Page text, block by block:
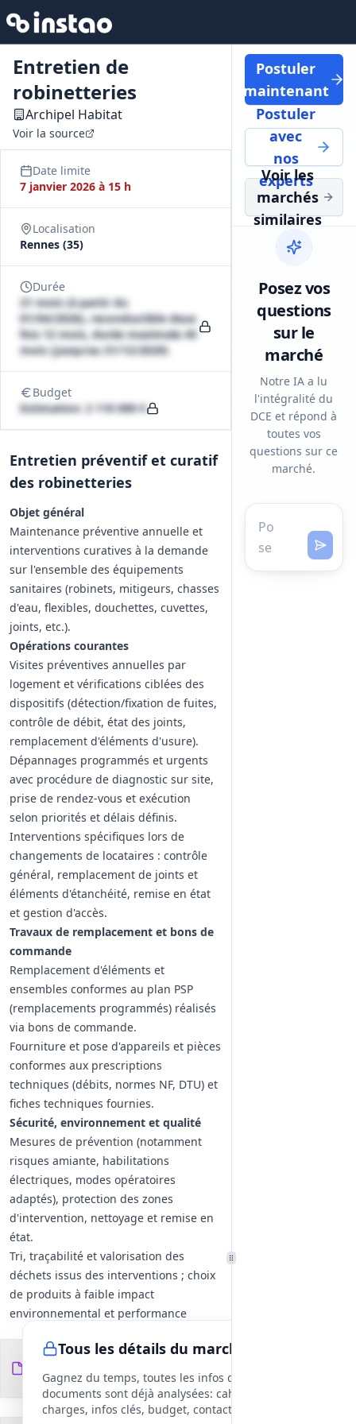
Entretien de
robinetteries
Archipel Habitat
Voir la source
Date limite
7 janvier 2026 à 15 h
Localisation
Rennes (35)
Durée
21 mois (à partir du
01/04/2026), reconductible deux
fois 12 mois, durée maximale 45
mois (jusqu'au 31/12/2029)
Budget
Estimation: 2 110 000 €
Entretien préventif et curatif
des robinetteries
Objet général
Maintenance préventive annuelle et
interventions curatives à la demande
sur l'ensemble des équipements
sanitaires (robinets, mitigeurs, chasses
d'eau, flexibles, douchettes, cuvettes,
joints, etc.).
Opérations courantes
Visites préventives annuelles par
logement et vérifications ciblées des
dispositifs (détection/fixation de fuites,
contrôle de débit, état des joints,
remplacement d'éléments d'usure).
Dépannages programmés et urgents
avec procédure de diagnostic sur site,
prise de rendez‑vous et exécution
selon priorités et délais définis.
Interventions spécifiques lors de
changements de locataires : contrôle
général, remplacement de joints et
éléments d'étanchéité, remise en état
et gestion d'accès.
Travaux de remplacement et bons de
commande
Remplacement d'éléments et
ensembles conformes au plan PSP
(remplacements programmés) réalisés
via bons de commande.
Fourniture et pose d'appareils et pièces
conformes aux prescriptions
techniques (débits, normes NF, DTU) et
fiches techniques fournies.
Sécurité, environnement et qualité
Mesures de prévention (notamment
risques amiante, habilitations
électriques, modes opératoires
adaptés), protection des zones
d'intervention, nettoyage et remise en
état.
Tri, traçabilité et valorisation des
déchets issus des interventions ; choix
de produits à faible impact
environnemental et performance
Démarche qualité : auto‑contrôles,
contrôles inopinés, enquêtes de
satisfaction, reporting mensuel et
bilans annuels.
Tous les détails du marché
Gagnez du temps, toutes les infos des
documents sont déjà analysées: cahier des
charges, infos clés, budget, contact, etc
Documents du
DCE
fichiers
Postuler
maintenant
Postuler
avec
nos
experts
Voir les
marchés
similaires
Posez vos
questions
sur le
marché
Notre IA a lu
l'intégralité du
DCE et répond à
toutes vos
questions sur ce
marché.